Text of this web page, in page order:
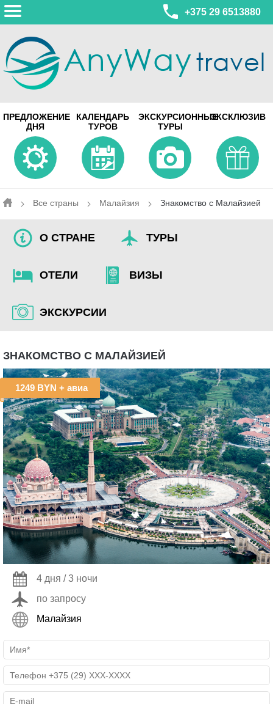
+375 29 6513880
ул. Леонида Беды, 45-547
смотреть на карте
МИНСК
Турагентство Coral Travel
ул. Притыцкого 156/1 пом.37
ул. Скрыганова 4б пом.487
ПРЕДЛОЖЕНИЕ
ДНЯ
КАЛЕНДАРЬ
ТУРОВ
ЭКСКУРСИОННЫЕ
ТУРЫ
ЭКСКЛЮЗИВ
Все страны Малайзия Знакомство с Малайзией
О СТРАНЕ ТУРЫ
ОТЕЛИ ВИЗЫ
ЭКСКУРСИИ
ЗНАКОМСТВО С МАЛАЙЗИЕЙ
1249 BYN + авиа
4 дня / 3 ночи
по запросу
Малайзия